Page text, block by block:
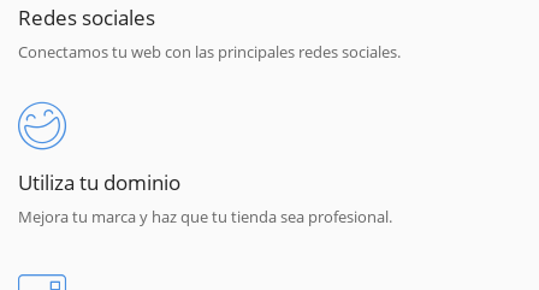
Redes sociales
Conectamos tu web con las principales redes sociales.
Utiliza tu dominio
Mejora tu marca y haz que tu tienda sea profesional.